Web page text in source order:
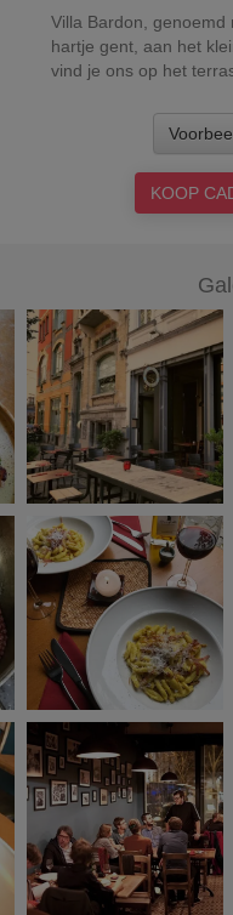
Villa Bardon, genoemd
hartje gent, aan het
vind je ons op het
KOOP